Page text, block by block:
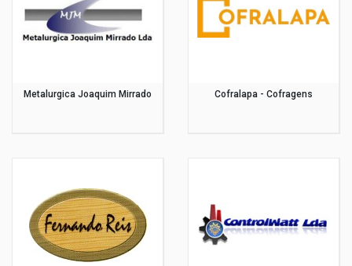
Metalurgica Joaquim Mirrado Cofralapa - Cofragens